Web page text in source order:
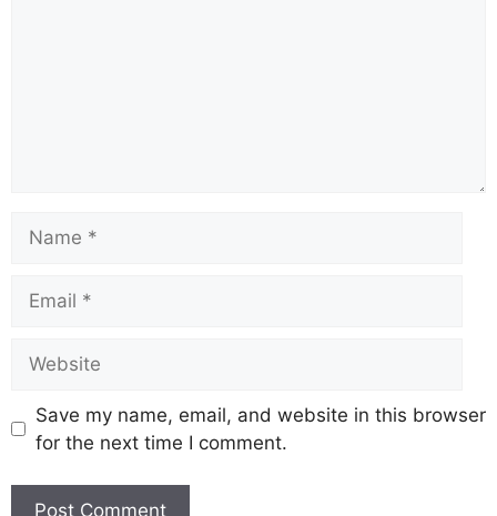
Save my name, email, and website in this browser
for the next time I comment.